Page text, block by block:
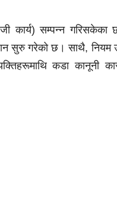
कार्य) सम्पन्न गरिसकेका
सुरु गरेको छ। साथै, नियम
कडा कानूनी